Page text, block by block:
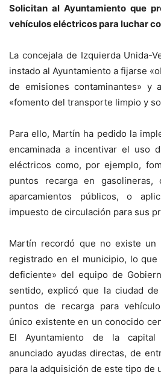
Solicitan al Ayuntamiento que
vehículos eléctricos para luchar
La concejala de Izquierda Unida-
instado al Ayuntamiento a fijarse
de emisiones contaminantes» y
«fomento del transporte limpio y
Para ello, Martín ha pedido la
encaminada a incentivar el uso
eléctricos como, por ejemplo,
puntos recarga en gasolineras,
aparcamientos públicos, o
impuesto de circulación para sus
Martín recordó que no existe un
registrado en el municipio, lo que
deficiente» del equipo de
sentido, explicó que la ciudad
puntos de recarga para
único existente en un conocido
El Ayuntamiento de la
anunciado ayudas directas, de
para la adquisición de este tipo de